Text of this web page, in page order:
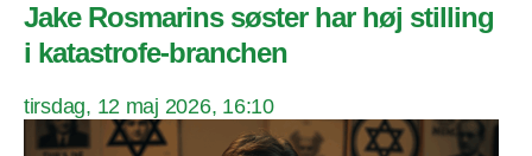
Jake Rosmarins søster har høj stilling
i katastrofe-branchen
tirsdag, 12 maj 2026, 16:10